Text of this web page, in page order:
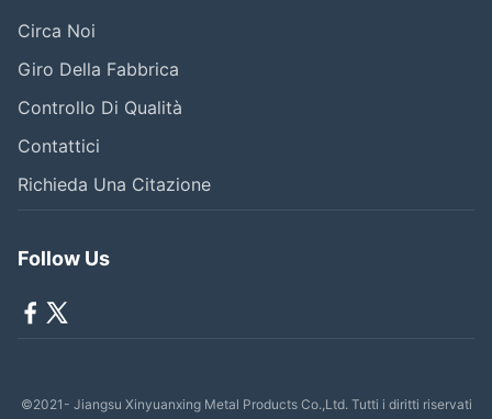
Circa Noi
Giro Della Fabbrica
Controllo Di Qualità
Contattici
Richieda Una Citazione
Follow Us
©2021- Jiangsu Xinyuanxing Metal Products Co.,Ltd. Tutti i diritti riservati